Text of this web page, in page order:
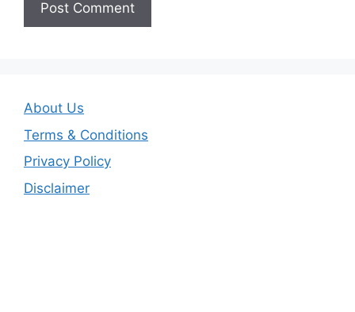
About Us
Terms & Conditions
Privacy Policy
Disclaimer